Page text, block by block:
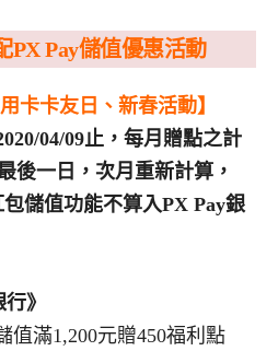
PX Pay儲值優惠活動
卡卡友日、新春活動】
04/09止，每月贈點之計
後一日，次月重新計算，
儲值功能不算入PX Pay銀
》
滿1,200元贈450福利點